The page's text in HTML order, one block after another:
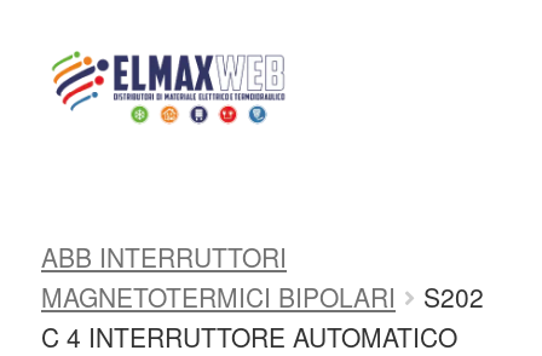
Shop Online
Chi siamo
Home Shop
ABB INTERRUTTORI
MAGNETOTERMICI BIPOLARI
S202
C 4 INTERRUTTORE AUTOMATICO